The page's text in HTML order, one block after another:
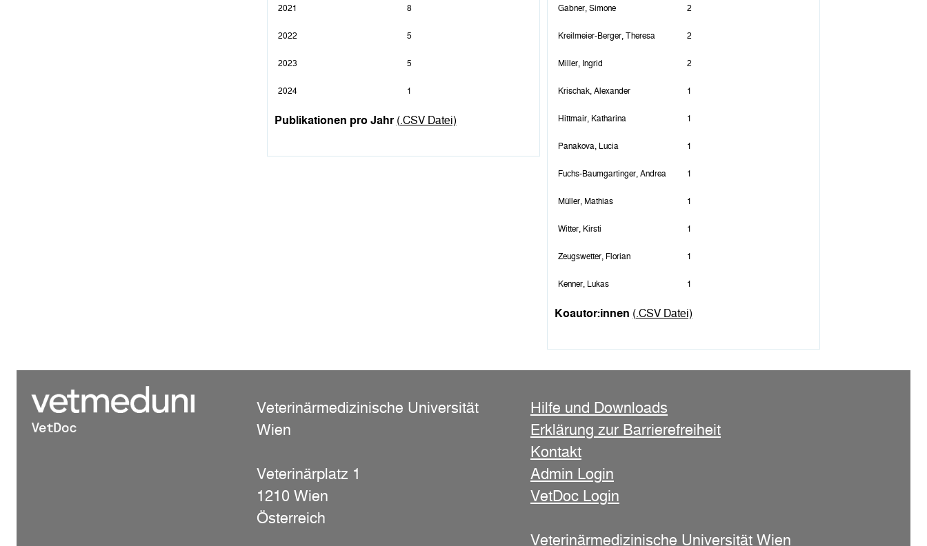
Publikationen pro Jahr (.CSV Datei)
2021 8
2022 5
2023 5
2024 1
Koautor:innen (.CSV Datei)
Gabner, Simone 2
Kreilmeier-Berger, Theresa 2
Miller, Ingrid 2
Krischak, Alexander 1
Hittmair, Katharina 1
Panakova, Lucia 1
Fuchs-Baumgartinger, Andrea 1
Müller, Mathias 1
Witter, Kirsti 1
Zeugswetter, Florian 1
Kenner, Lukas 1
Veterinärmedizinische Universität
Wien
Veterinärplatz 1
1210 Wien
Österreich
Hilfe und Downloads
Erklärung zur Barrierefreiheit
Kontakt
Admin Login
VetDoc Login
Veterinärmedizinische Universität Wien